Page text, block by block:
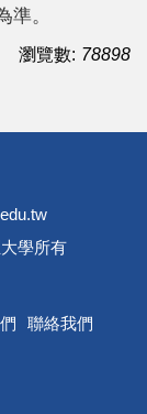
。
瀏覽數: 78898
學所有
聯絡我們